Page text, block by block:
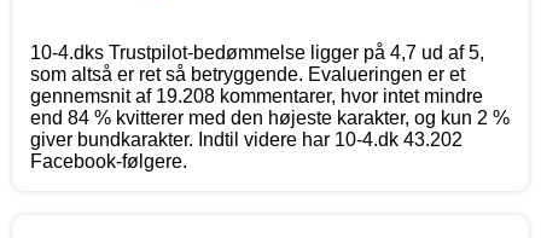
10-4.dks Trustpilot-bedømmelse ligger på 4,7 ud af 5,
som altså er ret så betryggende. Evalueringen er et
gennemsnit af 19.208 kommentarer, hvor intet mindre
end 84 % kvitterer med den højeste karakter, og kun 2 %
giver bundkarakter. Indtil videre har 10-4.dk 43.202
Facebook-følgere.